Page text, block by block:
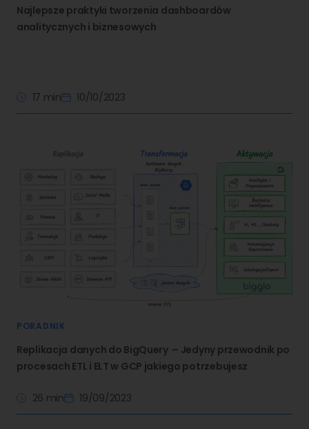
Najlepsze praktyki tworzenia dashboardów
analitycznych i biznesowych
17 min 10/10/2023
PORADNIK
Replikacja danych do BigQuery – Jedyny przewodnik po
procesach ETL i ELT w GCP jakiego potrzebujesz
26 min 19/09/2023